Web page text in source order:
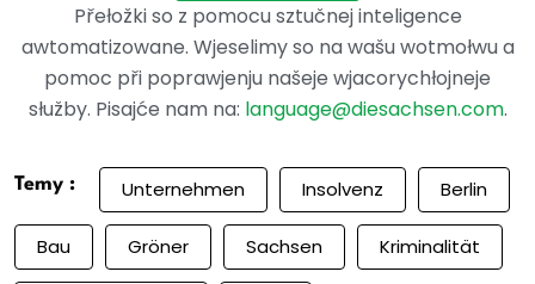
Přełožki so z pomocu sztučnej inteligence
awtomatizowane. Wjeselimy so na wašu wotmołwu a
pomoc při poprawjenju našeje wjacorychłojneje
słužby. Pisajće nam na: language@diesachsen.com.
Temy : Unternehmen Insolvenz Berlin
Bau Gröner Sachsen Kriminalität